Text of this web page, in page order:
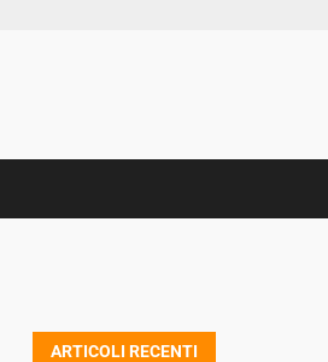
ARTICOLI RECENTI